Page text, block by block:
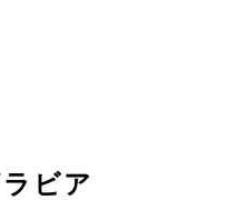
ビア